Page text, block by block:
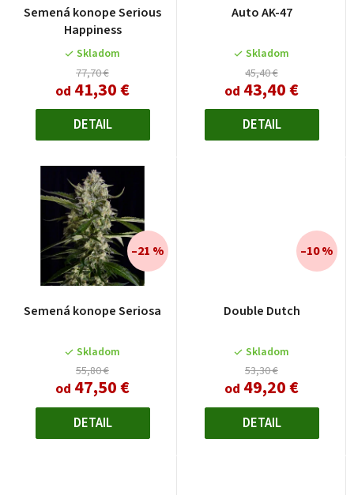
Semená konope Serious
Happiness
Skladom
77,70 €
od 41,30 €
DETAIL
Auto AK-47
Skladom
45,40 €
od 43,40 €
DETAIL
Semená konope Seriosa
Skladom
55,80 €
od 47,50 €
–21 %
DETAIL
Double Dutch
hodnotenie
je
4,5
z
5
hviezdičiek.
Skladom
53,30 €
od 49,20 €
–10 %
DETAIL